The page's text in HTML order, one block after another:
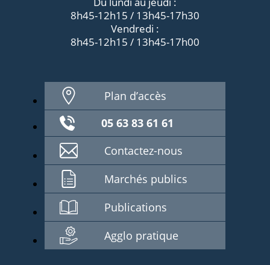
8h45-12h15 / 13h45-17h30
Vendredi :
8h45-12h15 / 13h45-17h00
Plan d’accès
05 63 83 61 61
Contactez-nous
Marchés publics
Publications
Agglo pratique